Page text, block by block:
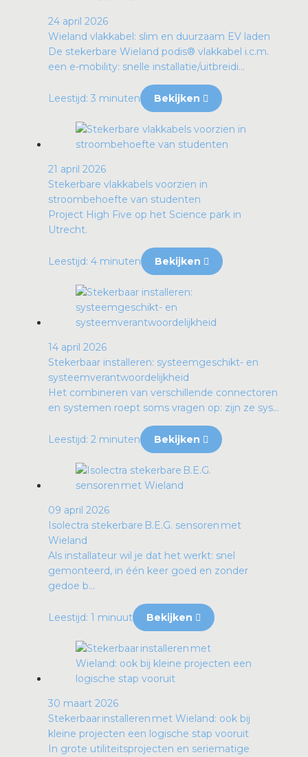
24 april 2026
Wieland vlakkabel: slim en duurzaam EV laden
De stekerbare Wieland podis® vlakkabel i.c.m.
een e-mobility: snelle installatie/uitbreidi...
Leestijd: 3 minuten Bekijken
21 april 2026
Stekerbare vlakkabels voorzien in
stroombehoefte van studenten
Project High Five op het Science park in
Utrecht.
Leestijd: 4 minuten Bekijken
14 april 2026
Stekerbaar installeren: systeemgeschikt- en
systeemverantwoordelijkheid
Het combineren van verschillende connectoren
en systemen roept soms vragen op: zijn ze sys...
Leestijd: 2 minuten Bekijken
09 april 2026
Isolectra stekerbare B.E.G. sensoren met
Wieland
Als installateur wil je dat het werkt: snel
gemonteerd, in één keer goed en zonder
gedoe b...
Leestijd: 1 minuut Bekijken
30 maart 2026
Stekerbaar installeren met Wieland: ook bij
kleine projecten een logische stap vooruit
In grote utiliteitsprojecten en seriematige